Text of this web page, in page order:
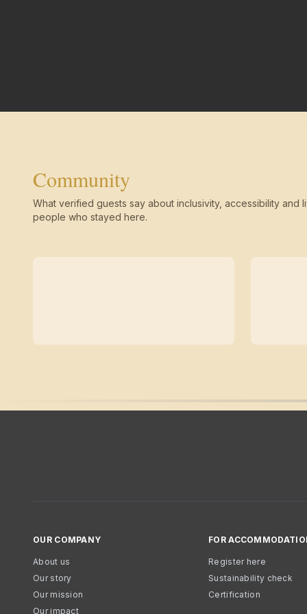
Community
What verified guests say about inclusivity, accessibility and
people who stayed here.
OUR COMPANY
About us
Our story
Our mission
Our impact
FOR
Register here
Sustainability check
Certification